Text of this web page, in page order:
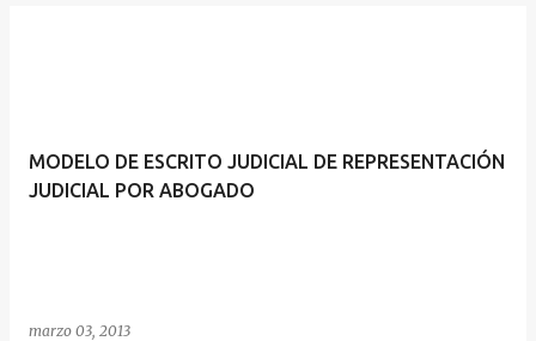
MODELO DE ESCRITO JUDICIAL DE REPRESENTACIÓN
JUDICIAL POR ABOGADO
marzo 03, 2013